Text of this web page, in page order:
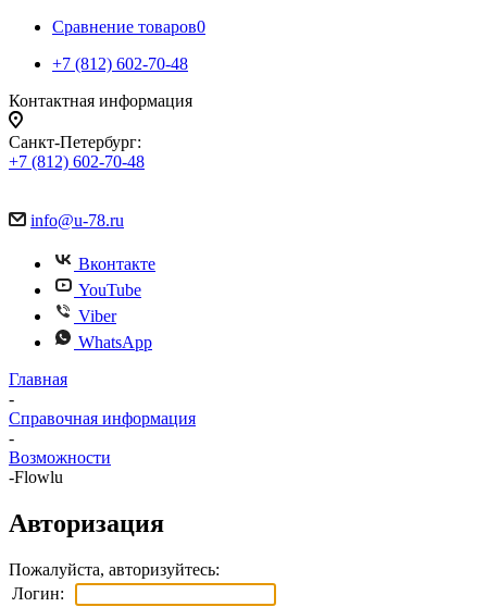
Сравнение товаров0
+7 (812) 602-70-48
Контактная информация
Санкт-Петербург:
+7 (812) 602-70-48
info@u-78.ru
Вконтакте
YouTube
Viber
WhatsApp
Главная
-
Справочная информация
-
Возможности
-Flowlu
Авторизация
Пожалуйста, авторизуйтесь:
Логин: